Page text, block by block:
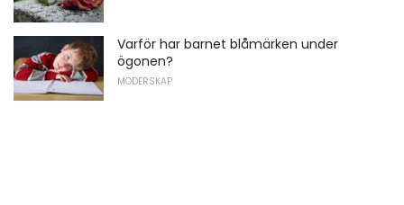
Varför har barnet blåmärken under
ögonen?
MODERSKAP